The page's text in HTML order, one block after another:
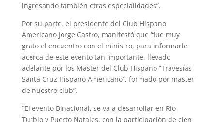
ingresando también otras especialidades”.
Por su parte, el presidente del Club Hispano
Americano Jorge Castro, manifestó que “fue muy
grato el encuentro con el ministro, para informarle
acerca de este evento tan importante, llevado
adelante por los Master del Club Hispano “Travesías
Santa Cruz Hispano Americano”, formado por master
de nuestro club”.
“El evento Binacional, se va a desarrollar en Río
Turbio y Puerto Natales, con la participación de cien